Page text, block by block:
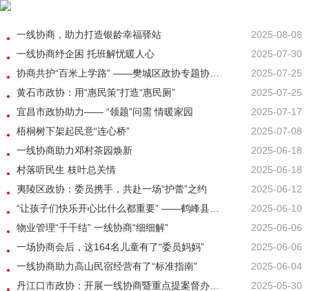
一线协商，助力打造银龄幸福驿站
2025-08-08
一线协商纾企困 托班解忧暖人心
2025-07-30
协商共护“百米上学路” ——樊城区政协专题协商破解校园周边交通治理难题
2025-07-25
黄石市政协：用“惠民策”打造“惠民厕”
2025-07-25
宜昌市政协助力—— “领题”问需 情暖家园
2025-07-17
梧桐树下架起民意“连心桥”
2025-07-08
一线协商助力邓村茶园焕新
2025-06-18
村落听民生 枝叶总关情
2025-06-18
夷陵区政协：委员携手，共赴一场“护蕾”之约
2025-06-12
“让孩子们快乐开心比什么都重要” ——鹤峰县政协院坝协商推动儿童友好型社区建设
2025-06-10
物业管理“千千结” 一线协商“细细解”
2025-06-06
一场协商会后，这164名儿童有了“委员妈妈”
2025-06-06
一线协商助力高山民宿经营有了“标准指南”
2025-06-04
丹江口市政协：开展一线协商暨重点提案督办 助力打造儿童友好“幸福圈”
2025-05-30